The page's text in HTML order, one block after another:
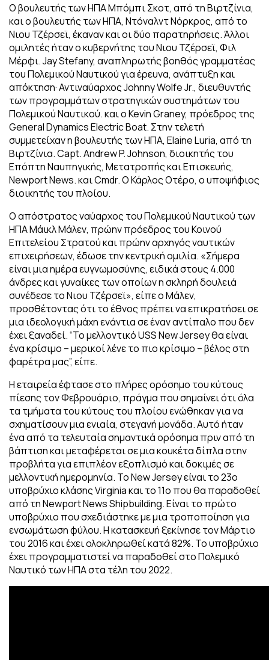
Ο βουλευτής των ΗΠΑ Μπόμπι Σκοτ, από τη Βιρτζίνια,
και ο βουλευτής των ΗΠΑ, Ντόναλντ Νόρκρος, από το
Νιου Τζέρσεϊ, έκαναν και οι δύο παρατηρήσεις. Άλλοι
ομιλητές ήταν ο κυβερνήτης του Νιου Τζέρσεϊ, Φιλ
Μέρφι. Jay Stefany, αναπληρωτής βοηθός γραμματέας
του Πολεμικού Ναυτικού για έρευνα, ανάπτυξη και
απόκτηση· Αντιναύαρχος Johnny Wolfe Jr., διευθυντής
των προγραμμάτων στρατηγικών συστημάτων του
Πολεμικού Ναυτικού. και ο Kevin Graney, πρόεδρος της
General Dynamics Electric Boat. Στην τελετή
συμμετείχαν η βουλευτής των ΗΠΑ, Elaine Luria, από τη
Βιρτζίνια. Capt. Andrew P. Johnson, διοικητής του
Επόπτη Ναυπηγικής, Μετατροπής και Επισκευής,
Newport News. και Cmdr. Ο Κάρλος Οτέρο, ο υποψήφιος
διοικητής του πλοίου.
Ο απόστρατος ναύαρχος του Πολεμικού Ναυτικού των
ΗΠΑ Μάικλ Μάλεν, πρώην πρόεδρος του Κοινού
Επιτελείου Στρατού και πρώην αρχηγός ναυτικών
επιχειρήσεων, έδωσε την κεντρική ομιλία. «Σήμερα
είναι μια ημέρα ευγνωμοσύνης, ειδικά στους 4.000
άνδρες και γυναίκες των οποίων η σκληρή δουλειά
συνέδεσε το Νιου Τζέρσεϊ», είπε ο Μάλεν,
προσθέτοντας ότι το έθνος πρέπει να επικρατήσει σε
μια ιδεολογική μάχη ενάντια σε έναν αντίπαλο που δεν
έχει ξαναδεί. “Το μελλοντικό USS New Jersey θα είναι
ένα κρίσιμο – μερικοί λένε το πιο κρίσιμο – βέλος στη
φαρέτρα μας”, είπε.
Η εταιρεία έφτασε στο πλήρες ορόσημο του κύτους
πίεσης τον Φεβρουάριο, πράγμα που σημαίνει ότι όλα
τα τμήματα του κύτους του πλοίου ενώθηκαν για να
σχηματίσουν μια ενιαία, στεγανή μονάδα. Αυτό ήταν
ένα από τα τελευταία σημαντικά ορόσημα πριν από τη
βάπτιση και μεταφέρεται σε μια κουκέτα δίπλα στην
προβλήτα για επιπλέον εξοπλισμό και δοκιμές σε
μελλοντική ημερομηνία. Το New Jersey είναι το 23ο
υποβρύχιο κλάσης Virginia και το 11ο που θα παραδοθεί
από τη Newport News Shipbuilding. Είναι το πρώτο
υποβρύχιο που σχεδιάστηκε με μια τροποποίηση για
ενσωμάτωση φύλου. Η κατασκευή ξεκίνησε τον Μάρτιο
του 2016 και έχει ολοκληρωθεί κατά 82%. Το υποβρύχιο
έχει προγραμματιστεί να παραδοθεί στο Πολεμικό
Ναυτικό των ΗΠΑ στα τέλη του 2022.